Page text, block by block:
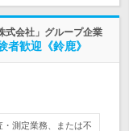
式会社」グループ企業
者歓迎《鈴鹿》
測定業務、または不